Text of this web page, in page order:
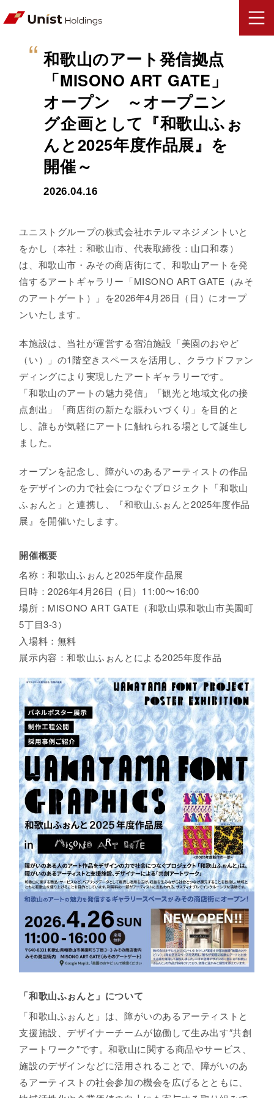
和歌山のアート発信拠点
「MISONO ART GATE」
オープン ～オープニン
グ企画として『和歌山ふぉ
んと2025年度作品展』を
開催～
2026.04.16
ユニストグループの株式会社ホテルマネジメントいと
をかし（本社：和歌山市、代表取締役：山口和泰）
は、和歌山市・みその商店街にて、和歌山アートを発
信するアートギャラリー「MISONO ART GATE（みそ
のアートゲート）」を2026年4月26日（日）にオープ
ンいたします。
本施設は、当社が運営する宿泊施設「美園のおやど
（い）」の1階空きスペースを活用し、クラウドファン
ディングにより実現したアートギャラリーです。
「和歌山のアートの魅力発信」「観光と地域文化の接
点創出」「商店街の新たな賑わいづくり」を目的と
し、誰もが気軽にアートに触れられる場として誕生し
ました。
オープンを記念し、障がいのあるアーティストの作品
をデザインの力で社会につなぐプロジェクト「和歌山
ふぉんと」と連携し、『和歌山ふぉんと2025年度作品
展』を開催いたします。
開催概要
名称：和歌山ふぉんと2025年度作品展
日時：2026年4月26日（日）11:00〜16:00
場所：MISONO ART GATE（和歌山県和歌山市美園町
5丁目3-3）
入場料：無料
展示内容：和歌山ふぉんとによる2025年度作品
「和歌山ふぉんと」について
「和歌山ふぉんと」は、障がいのあるアーティストと
支援施設、デザイナーチームが協働して生み出す″共創
アートワーク″です。和歌山に関する商品やサービス、
施設のデザインなどに活用されることで、障がいのあ
るアーティストの社会参加の機会を広げるとともに、